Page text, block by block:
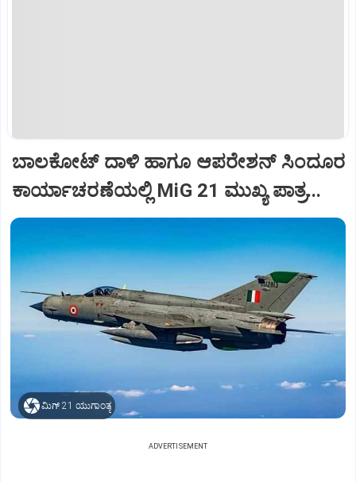
ಬಾಲಕೋಟ್‌ ದಾಳಿ ಹಾಗೂ ಆಪರೇಶನ್‌ ಸಿಂದೂರ
ಕಾರ್ಯಾಚರಣೆಯಲ್ಲಿ MiG 21 ಮುಖ್ಯ ಪಾತ್ರ...
ಮಿಗ್‌ 21 ಯುಗಾಂತ್ಯ
ADVERTISEMENT